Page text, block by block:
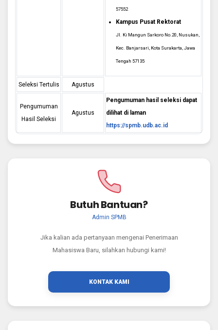
57552
Kampus Pusat Rektorat
Jl. Ki Mangun Sarkoro No.20, Nusukan,
Kec. Banjarsari, Kota Surakarta, Jawa
Tengah 57135
Seleksi Tertulis Agustus
Pengumuman
Hasil Seleksi
Agustus
Pengumuman hasil seleksi dapat
dilihat di laman
https://spmb.udb.ac.id
Butuh Bantuan?
Admin SPMB
Jika kalian ada pertanyaan mengenai Penerimaan
Mahasiswa Baru, silahkan hubungi kami!
KONTAK KAMI